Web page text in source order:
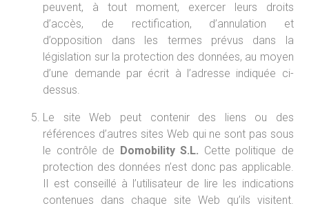
peuvent, à tout moment, exercer leurs droits
d’accès, de rectification, d’annulation et
d’opposition dans les termes prévus dans la
législation sur la protection des données, au moyen
d’une demande par écrit à l’adresse indiquée ci-
dessus.
Le site Web peut contenir des liens ou des
références d’autres sites Web qui ne sont pas sous
le contrôle de Domobility S.L. Cette politique de
protection des données n’est donc pas applicable.
Il est conseillé à l’utilisateur de lire les indications
contenues dans chaque site Web qu’ils visitent.